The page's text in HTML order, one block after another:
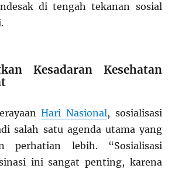
di tengah tekanan sosial
Kesadaran Kesehatan
Hari Nasional, sosialisasi
salah satu agenda utama yang
perhatian lebih. “Sosialisasi
ini sangat penting, karena